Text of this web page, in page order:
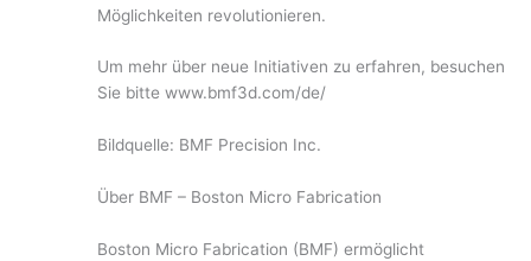
Möglichkeiten revolutionieren.
Um mehr über neue Initiativen zu erfahren, besuchen
Sie bitte www.bmf3d.com/de/
Bildquelle: BMF Precision Inc.
Über BMF – Boston Micro Fabrication
Boston Micro Fabrication (BMF) ermöglicht